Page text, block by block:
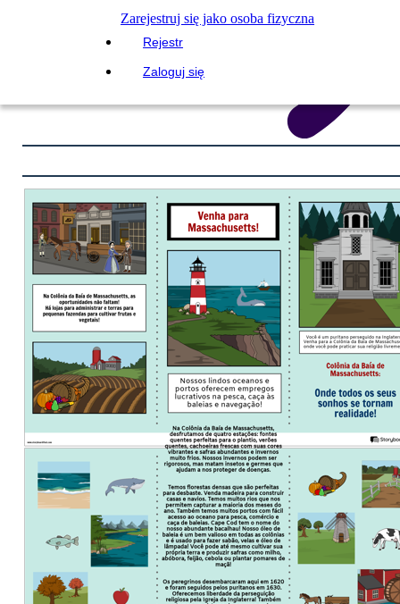
Zarejestruj się jako osoba fizyczna
Rejestr
Zaloguj się